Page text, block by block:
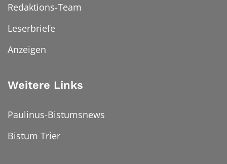
Redaktions-Team
Leserbriefe
Anzeigen
Weitere Links
Paulinus-Bistumsnews
Bistum Trier